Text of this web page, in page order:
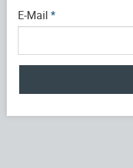
E-Mail *